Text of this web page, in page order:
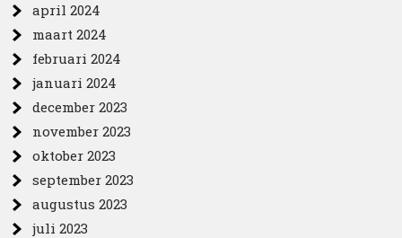
april 2024
maart 2024
februari 2024
januari 2024
december 2023
november 2023
oktober 2023
september 2023
augustus 2023
juli 2023